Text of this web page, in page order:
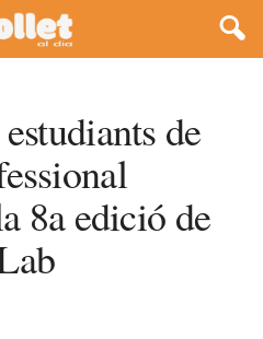
de
8a edició de